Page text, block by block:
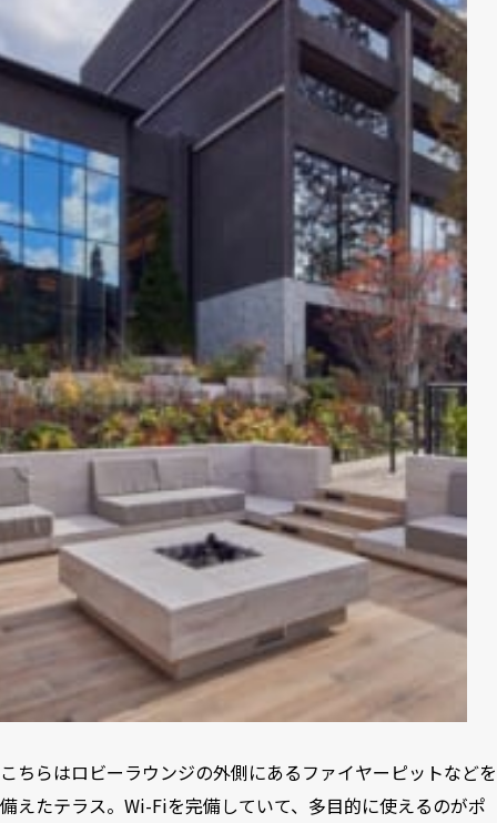
こちらはロビーラウンジの外側にあるファイヤーピットなどを
備えたテラス。Wi-Fiを完備していて、多目的に使えるのがポ